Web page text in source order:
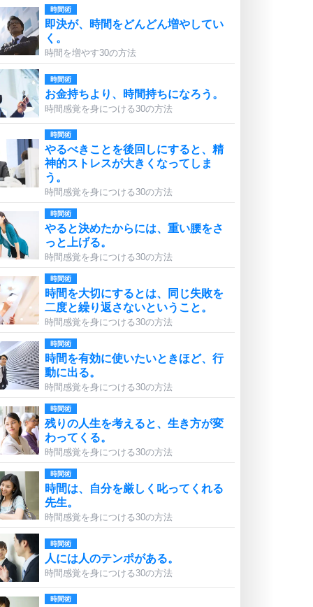
時間術
即決が、時間をどんどん増やしてい
く。
時間を増やす30の方法
時間術
お金持ちより、時間持ちになろう。
時間感覚を身につける30の方法
時間術
やるべきことを後回しにすると、精
神的ストレスが大きくなってしま
う。
時間感覚を身につける30の方法
時間術
やると決めたからには、重い腰をさ
っと上げる。
時間感覚を身につける30の方法
時間術
時間を大切にするとは、同じ失敗を
二度と繰り返さないということ。
時間感覚を身につける30の方法
時間術
時間を有効に使いたいときほど、行
動に出る。
時間感覚を身につける30の方法
時間術
残りの人生を考えると、生き方が変
わってくる。
時間感覚を身につける30の方法
時間術
時間は、自分を厳しく叱ってくれる
先生。
時間感覚を身につける30の方法
時間術
人には人のテンポがある。
時間感覚を身につける30の方法
時間術